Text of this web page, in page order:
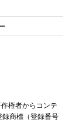
権者からコンテ
録商標（登録番号